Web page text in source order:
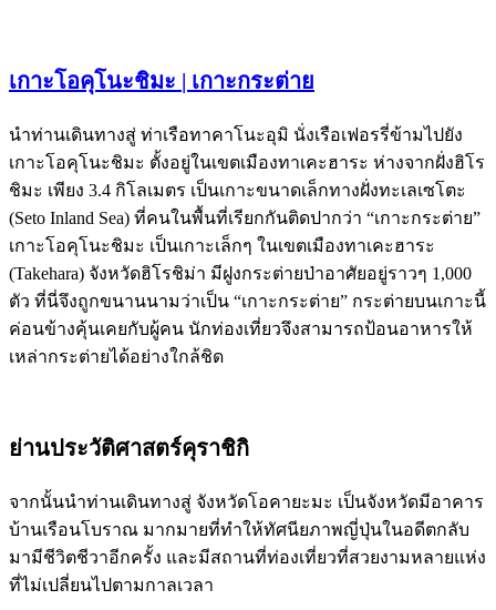
เกาะโอคุโนะชิมะ | เกาะกระต่าย
นำท่านเดินทางสู่ ท่าเรือทาคาโนะอุมิ นั่งเรือเฟอรรี่ข้ามไปยัง
เกาะโอคุโนะชิมะ ตั้งอยู่ในเขตเมืองทาเคะฮาระ ห่างจากฝั่งฮิโร
ชิมะ เพียง 3.4 กิโลเมตร เป็นเกาะขนาดเล็กทางฝั่งทะเลเซโตะ
(Seto Inland Sea) ที่คนในพื้นที่เรียกกันติดปากว่า “เกาะกระต่าย”
เกาะโอคุโนะชิมะ เป็นเกาะเล็กๆ ในเขตเมืองทาเคะฮาระ
(Takehara) จังหวัดฮิโรชิม่า มีฝูงกระต่ายป่าอาศัยอยู่ราวๆ 1,000
ตัว ที่นี่จึงถูกขนานนามว่าเป็น “เกาะกระต่าย” กระต่ายบนเกาะนี้
ค่อนข้างคุ้นเคยกับผู้คน นักท่องเที่ยวจึงสามารถป้อนอาหารให้
เหล่ากระต่ายได้อย่างใกล้ชิด
ย่านประวัติศาสตร์คุราชิกิ
จากนั้นนำท่านเดินทางสู่ จังหวัดโอคายะมะ เป็นจังหวัดมีอาคาร
บ้านเรือนโบราณ มากมายที่ทำให้ทัศนียภาพญี่ปุ่นในอดีตกลับ
มามีชีวิตชีวาอีกครั้ง และมีสถานที่ท่องเที่ยวที่สวยงามหลายแห่ง
ที่ไม่เปลี่ยนไปตามกาลเวลา